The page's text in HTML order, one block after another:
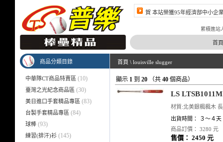
賀 本站榮獲96年經濟部中小企
賀 本站榮獲95年經濟部中小企
累積進站
首頁
商品分類目錄
中華隊CT商品特賣區 (10)
臺灣之光紀念商品區 (30)
美日進口手套精品專區 (83)
台製手套精品專區 (84)
球棒 (93)
練習(排汗)衫 (145)
首頁 \ louisville slugger
顯示 1 到 20 （共 40 個商品）
LS
材質:北美銀楓楓木
出貨時間： ３～４天
商品訂價： 3280 元
售價： 2450 元